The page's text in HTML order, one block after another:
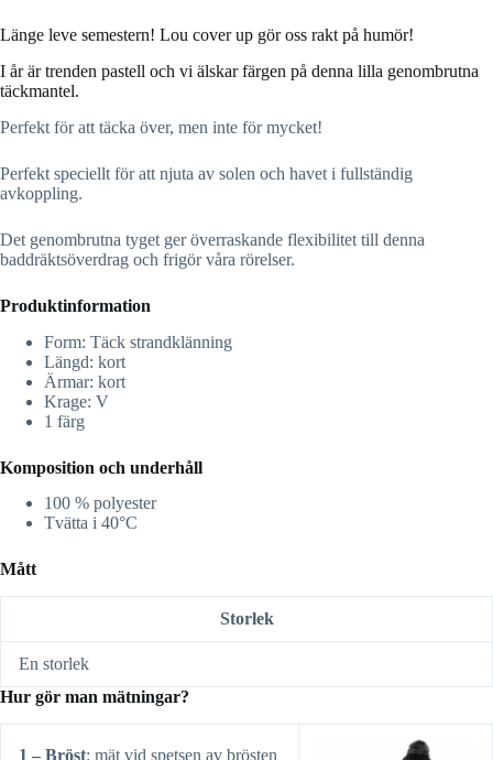
Länge leve semestern! Lou cover up gör oss rakt på humör!
I år är trenden pastell och vi älskar färgen på denna lilla genombrutna
täckmantel.
Perfekt för att täcka över, men inte för mycket!
Perfekt speciellt för att njuta av solen och havet i fullständig
avkoppling.
Det genombrutna tyget ger överraskande flexibilitet till denna
baddräktsöverdrag och frigör våra rörelser.
Produktinformation
Form: Täck strandklänning
Längd: kort
Ärmar: kort
Krage: V
1 färg
Komposition och underhåll
100 % polyester
Tvätta i 40°C
Mått
Storlek
En storlek
Hur gör man mätningar?
1 – Bröst: mät vid spetsen av brösten